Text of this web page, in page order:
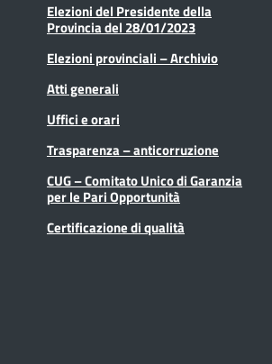
Elezioni del Presidente della
Provincia del 28/01/2023
Elezioni provinciali – Archivio
Atti generali
Uffici e orari
Trasparenza – anticorruzione
CUG – Comitato Unico di Garanzia
per le Pari Opportunità
Certificazione di qualità